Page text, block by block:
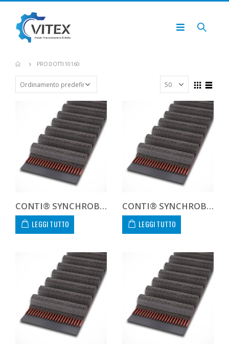
PRODOTTI 10160
CONTI® SYNCHROBELT 1000H-400 CUSTOM
LEGGI TUTTO
CONTI® SYNCHROBELT 1000XXH400
LEGGI TUTTO